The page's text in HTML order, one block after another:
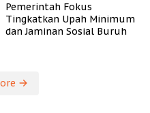
Pemerintah Fokus
Tingkatkan Upah Minimum
dan Jaminan Sosial Buruh